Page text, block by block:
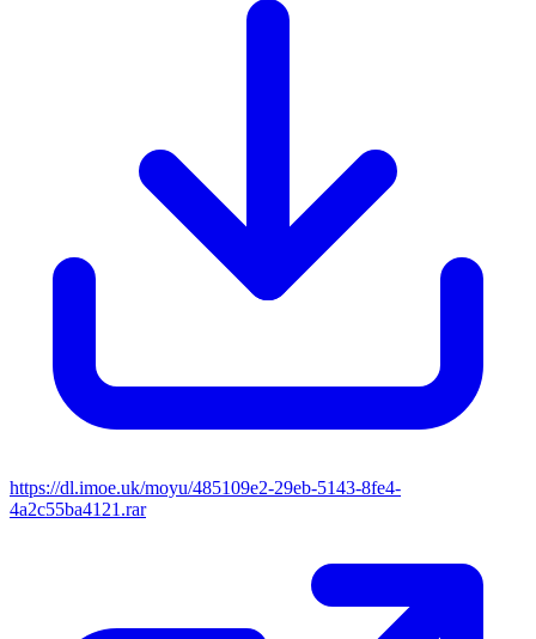
https://dl.imoe.uk/moyu/485109e2-29eb-5143-8fe4-
4a2c55ba4121.rar